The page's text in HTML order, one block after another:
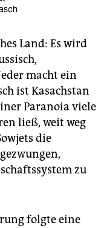
Land: Es wird
macht ein
ist Kasachstan
Paranoia viele
ließ, weit weg
die
zu
folgte eine